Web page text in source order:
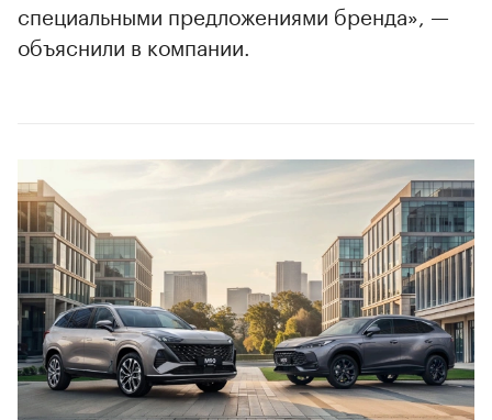
специальными предложениями бренда», —
объяснили в компании.
00:00 / 00:00